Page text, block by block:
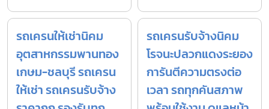
รถเครนให้เช่านิคม
อุตสาหกรรมพานทอง
เกษม-ชลบุรี รถเครน
ให้เช่า รถเครนรับจ้าง
รถเครนรับจ้างนิคม
โรจนะปลวกแดงระยอง
การันตีความตรงต่อ
เวลา รถทุกคันสภาพ